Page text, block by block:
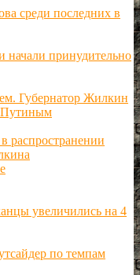
среди последних в
принудительно
Губернатор Жилкин
Путиным
распространении
увеличились на 4
по темпам